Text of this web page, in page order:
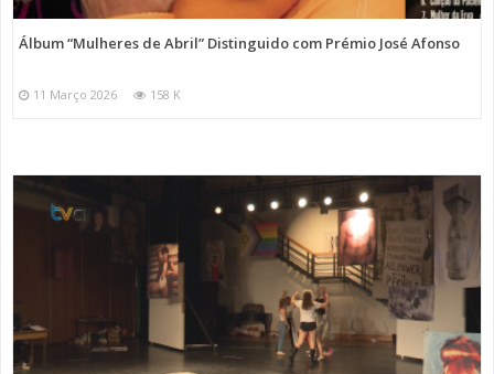
Álbum “Mulheres de Abril” Distinguido com Prémio José Afonso
11 Março 2026 158 K